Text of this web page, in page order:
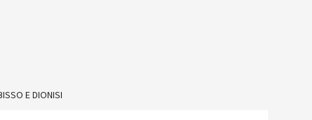
E DIONISI